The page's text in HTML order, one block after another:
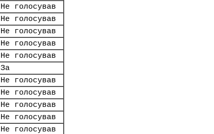
Не голосував
Не голосував
Не голосував
Не голосував
Не голосував
За
Не голосував
Не голосував
Не голосував
Не голосував
Не голосував